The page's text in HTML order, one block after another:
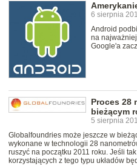
6 sierpnia
Android
na
Google'a
Proces 28
bieżącym
5 sierpnia
Globalfoundries może jeszcze w
wykonane w technologii 28
ruszyć na początku 2011 roku. Jeśli
korzystających z tego typu układów